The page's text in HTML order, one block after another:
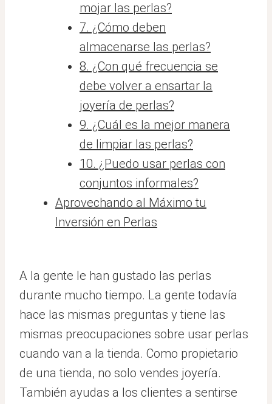
mojar las perlas?
7. ¿Cómo deben
almacenarse las perlas?
8. ¿Con qué frecuencia se
debe volver a ensartar la
joyería de perlas?
9. ¿Cuál es la mejor manera
de limpiar las perlas?
10. ¿Puedo usar perlas con
conjuntos informales?
Aprovechando al Máximo tu
Inversión en Perlas
A la gente le han gustado las perlas
durante mucho tiempo. La gente todavía
hace las mismas preguntas y tiene las
mismas preocupaciones sobre usar perlas
cuando van a la tienda. Como propietario
de una tienda, no solo vendes joyería.
También ayudas a los clientes a sentirse